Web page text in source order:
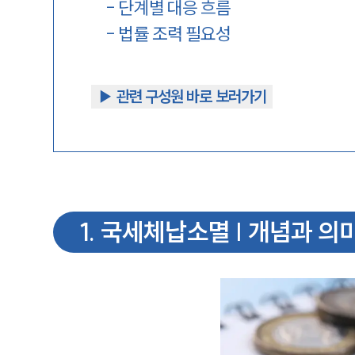
- 단계별 대응 흐름
- 법률 조력 필요성
▶︎ 관련 구성원 바로 보러가기
1. 국세체납소멸 | 개념과 의